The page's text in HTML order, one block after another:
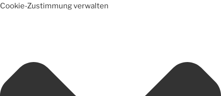
Cookie-Zustimmung verwalten